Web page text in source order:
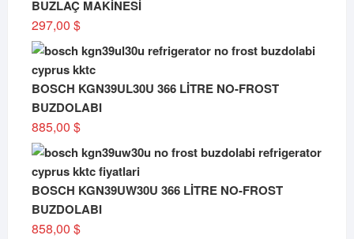
BUZLAÇ MAKİNESİ
297,00 $
BOSCH KGN39UL30U 366 LİTRE NO-FROST
BUZDOLABI
885,00 $
BOSCH KGN39UW30U 366 LİTRE NO-FROST
BUZDOLABI
858,00 $